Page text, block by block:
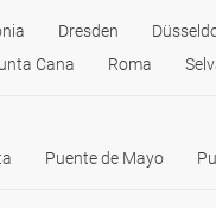
Dresden
Cana
Roma
Puente de Mayo